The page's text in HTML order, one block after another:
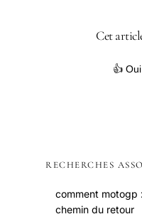
Cet
👍 Oui
RECHERCHES
comment motogp
chemin du retour